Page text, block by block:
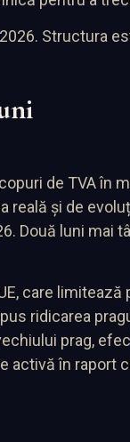
Structura
de TVA în
și de
Două luni mai
care
ridicarea
prag,
în raport